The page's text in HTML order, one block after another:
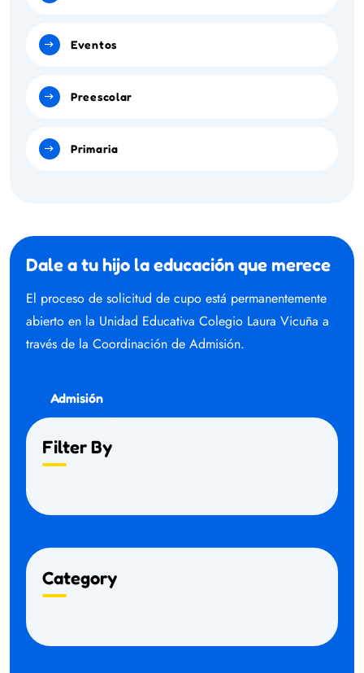
Eventos
Preescolar
Primaria
Dale a tu hijo la educación que merece
El proceso de solicitud de cupo está permanentemente
abierto en la Unidad Educativa Colegio Laura Vicuña a
través de la Coordinación de Admisión.
Admisión
Filter By
Category